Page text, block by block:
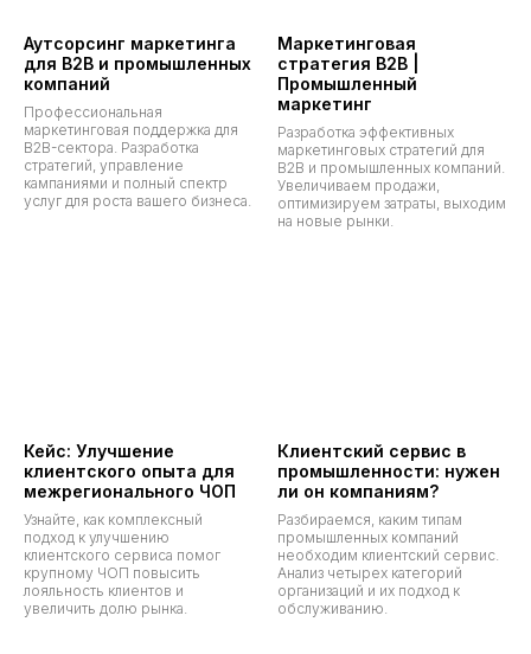
Аутсорсинг маркетинга
для B2B и промышленных
компаний
Профессиональная
маркетинговая поддержка для
B2B-сектора. Разработка
стратегий, управление
кампаниями и полный спектр
услуг для роста вашего бизнеса.
Маркетинговая
стратегия B2B |
Промышленный
маркетинг
Разработка эффективных
маркетинговых стратегий для
B2B и промышленных компаний.
Увеличиваем продажи,
оптимизируем затраты, выходим
на новые рынки.
Кейс: Улучшение
клиентского опыта для
межрегионального ЧОП
Узнайте, как комплексный
подход к улучшению
клиентского сервиса помог
крупному ЧОП повысить
лояльность клиентов и
увеличить долю рынка.
Клиентский сервис в
промышленности: нужен
ли он компаниям?
Разбираемся, каким типам
промышленных компаний
необходим клиентский сервис.
Анализ четырех категорий
организаций и их подход к
обслуживанию.